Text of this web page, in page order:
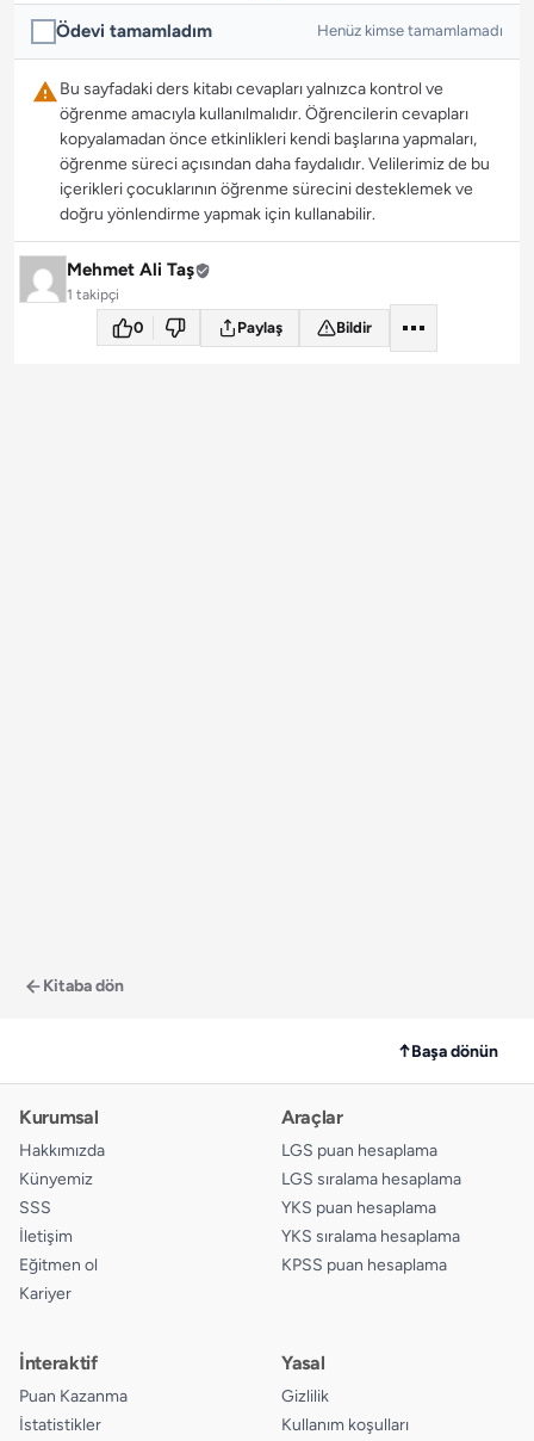
Ödevi tamamladım Henüz kimse tamamlamadı
Bu sayfadaki ders kitabı cevapları yalnızca kontrol ve
öğrenme amacıyla kullanılmalıdır. Öğrencilerin cevapları
kopyalamadan önce etkinlikleri kendi başlarına yapmaları,
öğrenme süreci açısından daha faydalıdır. Velilerimiz de bu
içerikleri çocuklarının öğrenme sürecini desteklemek ve
doğru yönlendirme yapmak için kullanabilir.
Mehmet Ali Taş
1 takipçi
0 Paylaş Bildir
Kitaba dön
↑Başa dönün
Kurumsal
Hakkımızda
Künyemiz
SSS
İletişim
Eğitmen ol
Kariyer
Araçlar
LGS puan hesaplama
LGS sıralama hesaplama
YKS puan hesaplama
YKS sıralama hesaplama
KPSS puan hesaplama
İnteraktif
Puan Kazanma
İstatistikler
Yasal
Gizlilik
Kullanım koşulları